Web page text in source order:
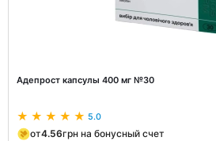
Адепрост капсулы 400 мг №30
5.0
от4.56грн на бонусный счет